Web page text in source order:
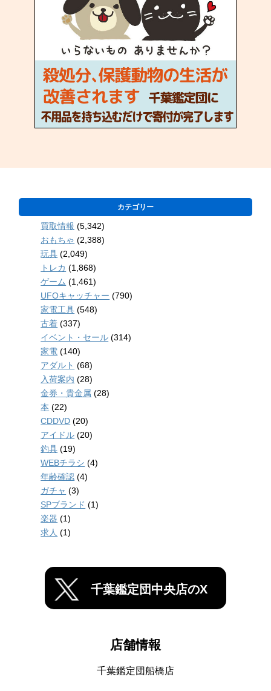
カテゴリー
買取情報 (5,342)
おもちゃ (2,388)
玩具 (2,049)
トレカ (1,868)
ゲーム (1,461)
UFOキャッチャー (790)
家電工具 (548)
古着 (337)
イベント・セール (314)
家電 (140)
アダルト (68)
入荷案内 (28)
金券・貴金属 (28)
本 (22)
CDDVD (20)
アイドル (20)
釣具 (19)
WEBチラシ (4)
年齢確認 (4)
ガチャ (3)
SPブランド (1)
楽器 (1)
求人 (1)
千葉鑑定団中央店のX
店舗情報
千葉鑑定団船橋店